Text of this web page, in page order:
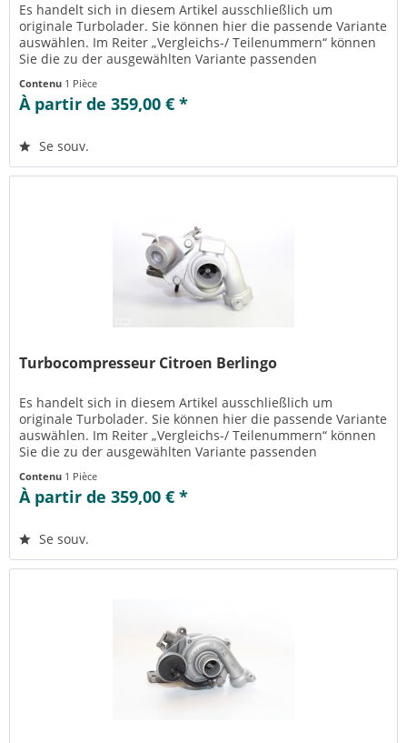
Es handelt sich in diesem Artikel ausschließlich um
originale Turbolader. Sie können hier die passende Variante
auswählen. Im Reiter „Vergleichs-/ Teilenummern“ können
Sie die zu der ausgewählten Variante passenden
Teilenummern einsehen....
Contenu 1 Pièce
À partir de 359,00 € *
Se souv.
Turbocompresseur Citroen Berlingo
Es handelt sich in diesem Artikel ausschließlich um
originale Turbolader. Sie können hier die passende Variante
auswählen. Im Reiter „Vergleichs-/ Teilenummern“ können
Sie die zu der ausgewählten Variante passenden
Teilenummern einsehen....
Contenu 1 Pièce
À partir de 359,00 € *
Se souv.